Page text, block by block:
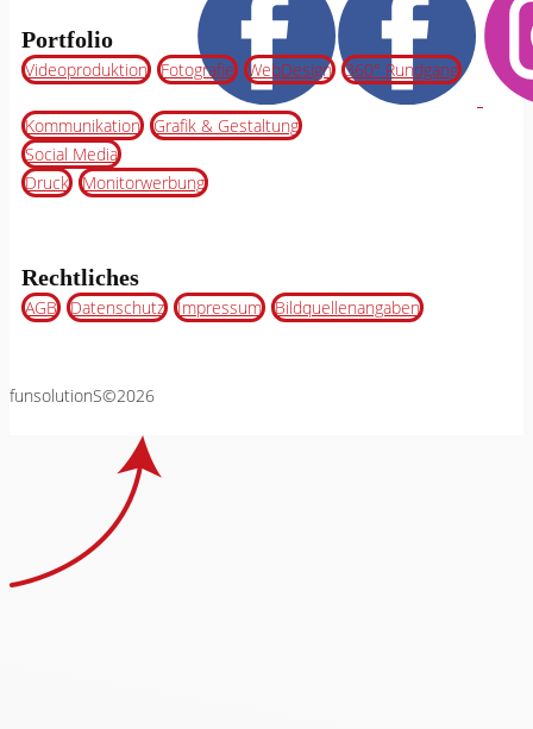
Portfolio
Videoproduktion Fotografie WebDesign 360° Rundgang
Kommunikation Grafik & Gestaltung
Social Media
Druck Monitorwerbung
Rechtliches
AGB Datenschutz Impressum Bildquellenangaben
funsolutionS©2026